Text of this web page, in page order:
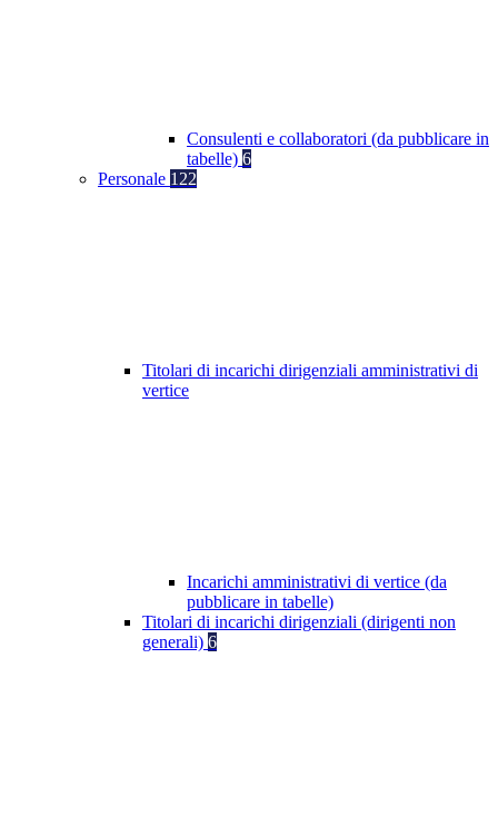
Consulenti e collaboratori (da pubblicare in
tabelle) 6
Personale 122
Titolari di incarichi dirigenziali amministrativi di
vertice
Incarichi amministrativi di vertice (da
pubblicare in tabelle)
Titolari di incarichi dirigenziali (dirigenti non
generali) 6